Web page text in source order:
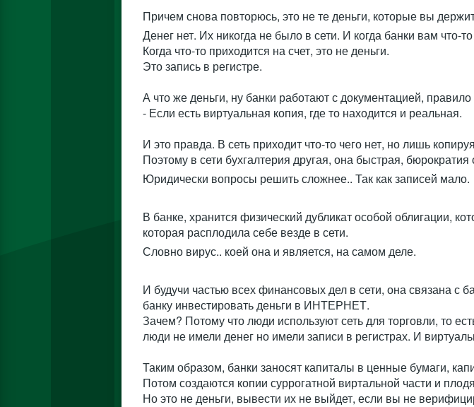
Причем снова повторюсь, это не те деньги, которые вы
Денег нет. Их никогда не было в сети. И когда банки вам что-
Когда что-то приходится на счет, это не деньги.
Это запись в регистре.
А что же деньги, ну банки работают с документацией, правило
- Если есть виртуальная копия, где то находится и реальная.
И это правда. В сеть приходит что-то чего нет, но лишь
Поэтому в сети бухгалтерия другая, она быстрая,
Юридически вопросы решить сложнее.. Так как записей мало.
В банке, хранится физический дубликат особой облигации,
которая расплодила себе везде в сети.
Словно вирус.. коей она и является, на самом деле.
И будучи частью всех финансовых дел в сети, она связана с
банку инвестировать деньги в ИНТЕРНЕТ.
Зачем? Потому что люди используют сеть для торговли, то
люди не имели денег но имели записи в регистрах. И
Таким образом, банки заносят капиталы в ценные бумаги,
Потом создаются копии суррогатной виртальной части и
Но это не деньги, вывести их не выйдет, если вы не